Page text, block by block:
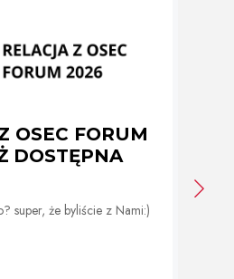
OSEC FORUM
DOSTĘPNA
super, że byliście z Nami:)
2026-